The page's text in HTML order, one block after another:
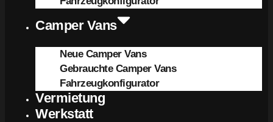
Camper Vans
Neue Camper Vans
Gebrauchte Camper Vans
Fahrzeugkonfigurator
Vermietung
Werkstatt